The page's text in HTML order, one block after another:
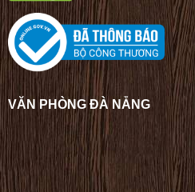
VĂN PHÒNG ĐÀ NẴNG